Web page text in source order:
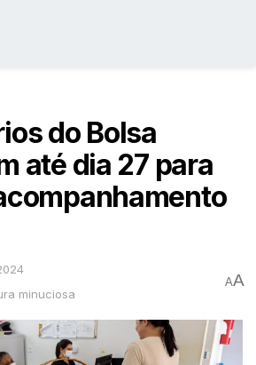
do Bolsa
até dia 27 para
minuciosa
AA